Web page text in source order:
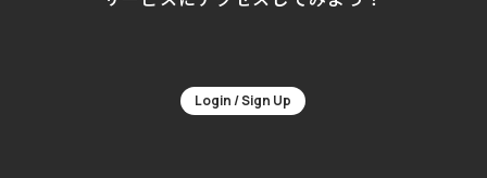
Login / Sign Up